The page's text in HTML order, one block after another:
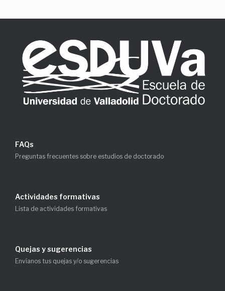
FAQs
Preguntas frecuentes sobre estudios de doctorado
Actividades formativas
Lista de actividades formativas
Quejas y sugerencias
Envíanos tus quejas y/o sugerencias